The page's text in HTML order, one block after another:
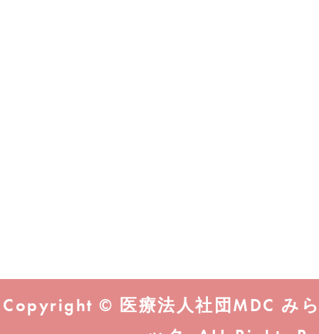
Copyright © 医療法人社団MDC み